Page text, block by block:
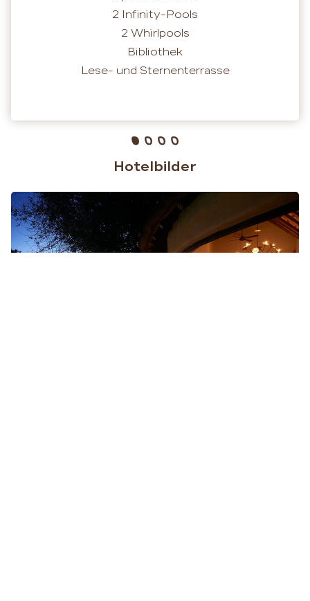
2 Infinity-Pools
2 Whirlpools
Bibliothek
Lese- und Sternenterrasse
Hotelbilder